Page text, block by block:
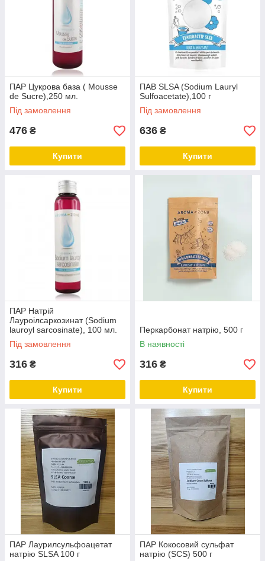
ПАР Цукрова база ( Mousse
de Sucre),250 мл.
Під замовлення
476 ₴
Купити
ПАВ SLSA (Sodium Lauryl
Sulfoacetate),100 г
Під замовлення
636 ₴
Купити
ПАР Натрій
Лауроілсаркозинат (Sodium
lauroyl sarcosinate), 100 мл.
Під замовлення
316 ₴
Купити
Перкарбонат натрію, 500 г
В наявності
316 ₴
Купити
ПАР Лаурилсульфоацетат
натрію SLSA 100 г
ПАР Кокосовий сульфат
натрію (SCS) 500 г